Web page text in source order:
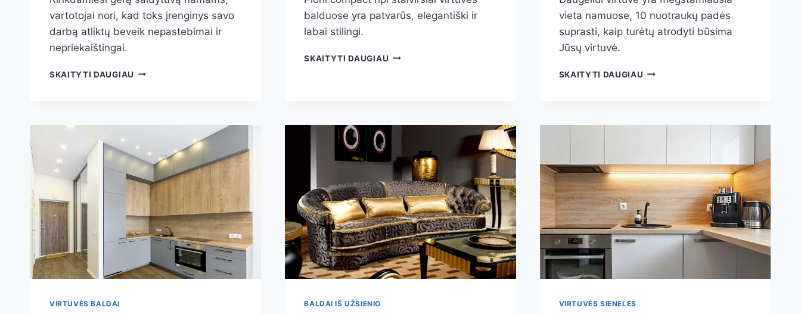
vartotojai nori, kad toks įrenginys savo
darbą atliktų beveik nepastebimai ir
nepriekaištingai.
SKAITYTI DAUGIAU ŠALDYTUVAI
IR
TRŪKUMAI
balduose yra patvarūs, elegantiški ir
labai stilingi.
SKAITYTI DAUGIAU PLONI
vieta namuose, 10 nuotraukų padės
suprasti, kaip turėtų atrodyti būsima
Jūsų virtuvė.
SKAITYTI DAUGIAU 10
VIRTUVĖS BALDAI BALDAI IŠ UŽSIENIO VIRTUVĖS SIENELĖS